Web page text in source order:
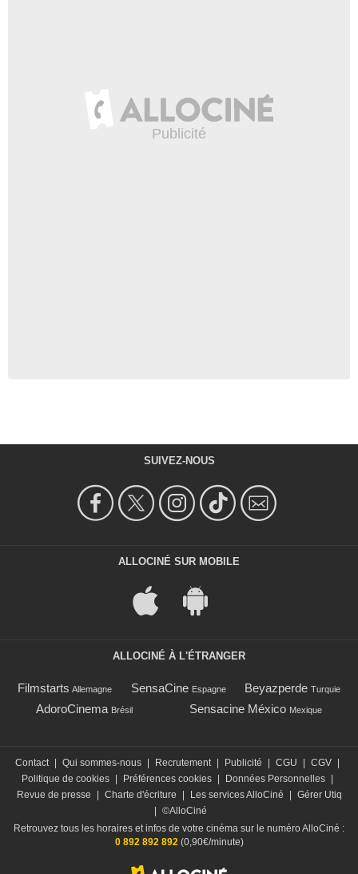
SUIVEZ-NOUS
ALLOCINÉ SUR MOBILE
ALLOCINÉ À L'ÉTRANGER
Filmstarts Allemagne SensaCine Espagne Beyazperde Turquie
AdoroCinema Brésil Sensacine México Mexique
Contact Qui sommes-nous Recrutement Publicité CGU CGV
Politique de cookies
Préférences cookies Données Personnelles
Revue de presse
Charte d'écriture Les services AlloCiné
Gérer Utiq
©AlloCiné
Retrouvez tous les horaires et infos de votre cinéma sur le numéro AlloCiné :
0 892 892 892(0,90€/minute)